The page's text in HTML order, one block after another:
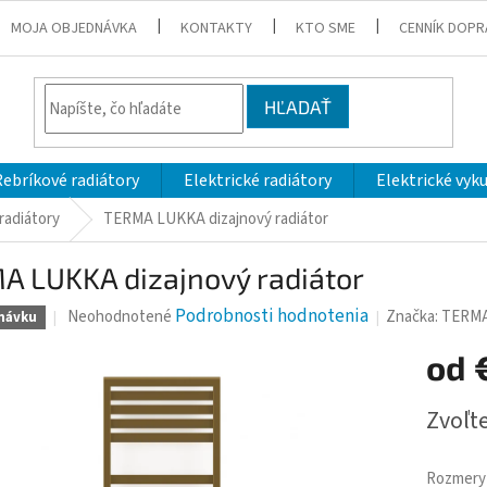
MOJA OBJEDNÁVKA KONTAKTY KTO SME CENNÍK
HĽADAŤ
radiátory Elektrické radiátory Elektrické
TERMA LUKKA dizajnový radiátor
LUKKA dizajnový radiátor
Priemerné
Neohodnotené Podrobnosti hodnotenia Značka:
od
cena: